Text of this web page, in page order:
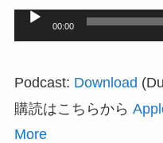
レ
00:00
Podcast: Download
購読はこちらから
More